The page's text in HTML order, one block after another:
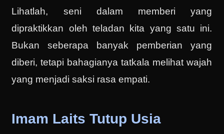
Lihatlah, seni dalam memberi yang
dipraktikkan oleh teladan kita yang satu ini.
Bukan seberapa banyak pemberian yang
diberi, tetapi bahagianya tatkala melihat wajah
yang menjadi saksi rasa empati.
Imam Laits Tutup Usia